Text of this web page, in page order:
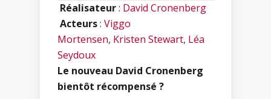
Réalisateur: David Cronenberg
Acteurs: Viggo
Mortensen, Kristen Stewart, Léa
Seydoux
Le nouveau David Cronenberg
bientôt récompensé ?